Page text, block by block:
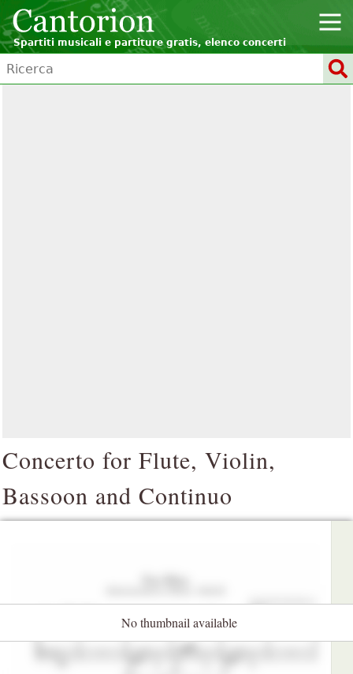
Spartiti musicali e partiture gratis, elenco concerti
Concerto for Flute, Violin,
Bassoon and Continuo
No thumbnail available